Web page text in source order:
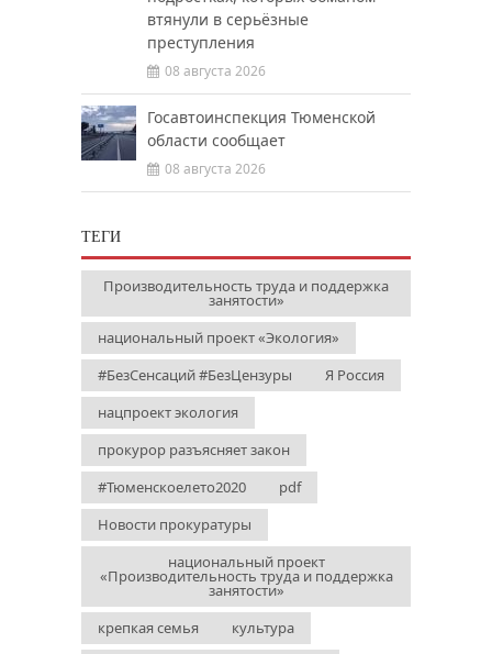
втянули в серьёзные
преступления
08 августа 2026
Госавтоинспекция Тюменской
области сообщает
08 августа 2026
ТЕГИ
Производительность труда и поддержка
занятости»
национальный проект «Экология»
#БезСенсаций #БезЦензуры
Я Россия
нацпроект экология
прокурор разъясняет закон
#Тюменскоелето2020
pdf
Новости прокуратуры
национальный проект
«Производительность труда и поддержка
занятости»
крепкая семья
культура